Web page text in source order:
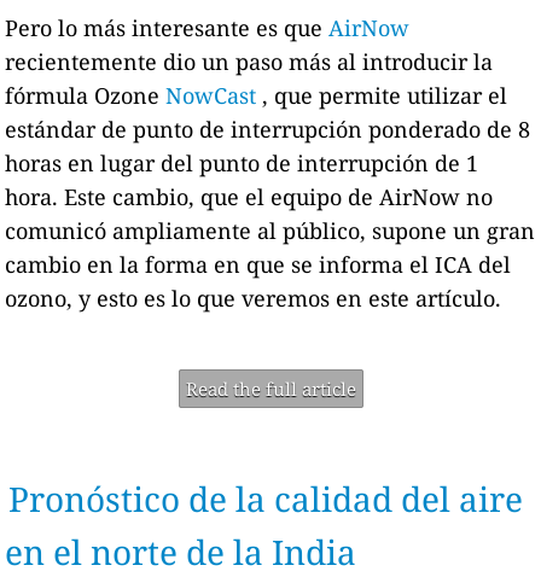
Pero lo más interesante es queAirNow
recientemente dio un paso más al introducir la
fórmula OzoneNowCast , que permite utilizar el
estándar de punto de interrupción ponderado de 8
horas en lugar del punto de interrupción de 1
hora. Este cambio, que el equipo de AirNow no
comunicó ampliamente al público, supone un gran
cambio en la forma en que se informa el ICA del
ozono, y esto es lo que veremos en este artículo.
Read the full article
Pronóstico de la calidad del aire
en el norte de la India